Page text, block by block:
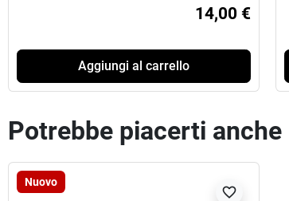
14,00 €
Aggiungi al carrello
Potrebbe piacerti anche
Nuovo
favorite_border